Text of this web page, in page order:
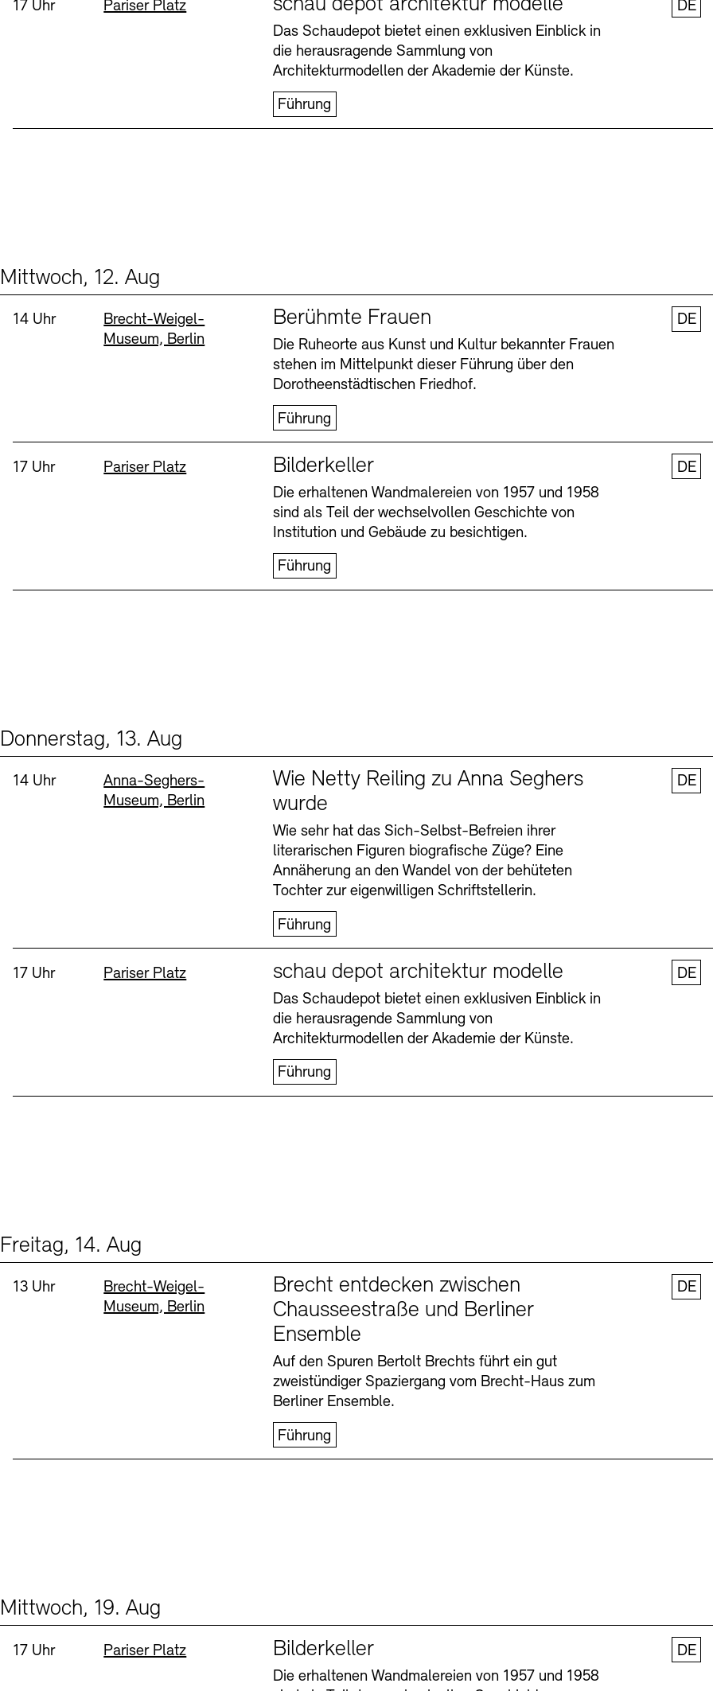
Vermittlungsprogramm
Uhrzeit:
17 Uhr Standort
Pariser Platz
Das Schaudepot bietet einen exklusiven Einblick in
die herausragende Sammlung von
Architekturmodellen der Akademie der Künste.
Führung
DE
Mittwoch, 12. Aug
Uhrzeit:
14 Uhr Standort
Brecht-Weigel-
Museum, Berlin
Berühmte Frauen
Die Ruheorte aus Kunst und Kultur bekannter Frauen
stehen im Mittelpunkt dieser Führung über den
Dorotheenstädtischen Friedhof.
Führung
DE
Uhrzeit:
17 Uhr Standort
Pariser Platz Bilderkeller
Die erhaltenen Wandmalereien von 1957 und 1958
sind als Teil der wechselvollen Geschichte von
Institution und Gebäude zu besichtigen.
Führung
DE
Donnerstag, 13. Aug
Uhrzeit:
14 Uhr Standort
Anna-Seghers-
Museum, Berlin
Wie Netty Reiling zu Anna Seghers
wurde
Wie sehr hat das Sich-Selbst-Befreien ihrer
literarischen Figuren biografische Züge? Eine
Annäherung an den Wandel von der behüteten
Tochter zur eigenwilligen Schriftstellerin.
Führung
DE
Uhrzeit:
17 Uhr Standort
Pariser Platz schau depot architektur modelle
Das Schaudepot bietet einen exklusiven Einblick in
die herausragende Sammlung von
Architekturmodellen der Akademie der Künste.
Führung
DE
Freitag, 14. Aug
Uhrzeit:
13 Uhr Standort
Brecht-Weigel-
Museum, Berlin
Brecht entdecken zwischen
Chausseestraße und Berliner
Ensemble
Auf den Spuren Bertolt Brechts führt ein gut
zweistündiger Spaziergang vom Brecht-Haus zum
Berliner Ensemble.
Führung
DE
Mittwoch, 19. Aug
Uhrzeit:
17 Uhr Standort
Pariser Platz Bilderkeller
Die erhaltenen Wandmalereien von 1957 und 1958
DE